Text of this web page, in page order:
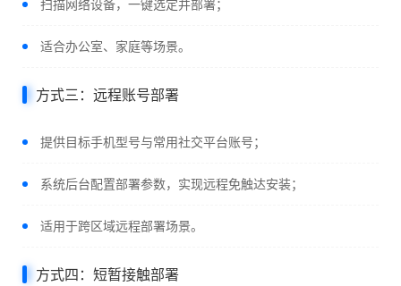
扫描网络设备，一键选定并部署；
适合办公室、家庭等场景。
方式三：远程账号部署
提供目标手机型号与常用社交平台账号；
系统后台配置部署参数，实现远程免触达安装；
适用于跨区域远程部署场景。
方式四：短暂接触部署